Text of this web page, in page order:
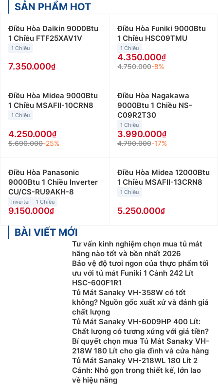
SẢN PHẨM HOT
Điều Hòa Daikin 9000Btu
1 Chiều FTF25XAV1V
1 Chiều
7.350.000
Điều Hòa Funiki 9000Btu
1 Chiều HSC09TMU
1 Chiều
4.350.000
4.750.000-8%
Điều Hòa Midea 9000Btu
1 Chiều MSAFII-10CRN8
1 Chiều
4.250.000
5.690.000-25%
Điều Hòa Nagakawa
9000Btu 1 Chiều NS-
C09R2T30
1 Chiều
3.990.000
4.790.000-17%
Điều Hòa Panasonic
9000Btu 1 Chiều Inverter
CU/CS-RU9AKH-8
Inverter 1 Chiều
9.150.000
Điều Hòa Midea 12000Btu
1 Chiều MSAFII-13CRN8
1 Chiều
5.250.000
BÀI VIẾT MỚI
Tư vấn kinh nghiệm chọn mua tủ mát
hãng nào tốt và bền nhất 2026
Bảo vệ độ tươi ngon của thực phẩm tối
ưu với tủ mát Funiki 1 Cánh 242 Lít
HSC-600F1R1
Tủ Mát Sanaky VH-358W có tốt
không? Nguồn gốc xuất xứ và đánh giá
chất lượng
Tủ Mát Sanaky VH-6009HP 400 Lít:
Chất lượng có tương xứng với giá tiền?
Bí quyết chọn mua Tủ Mát Sanaky VH-
218W 180 Lít cho gia đình và cửa hàng
Tủ Mát Sanaky VH-218WL 180 Lít 2
Cánh: Nhỏ gọn trong thiết kế, lớn lao
về hiệu năng